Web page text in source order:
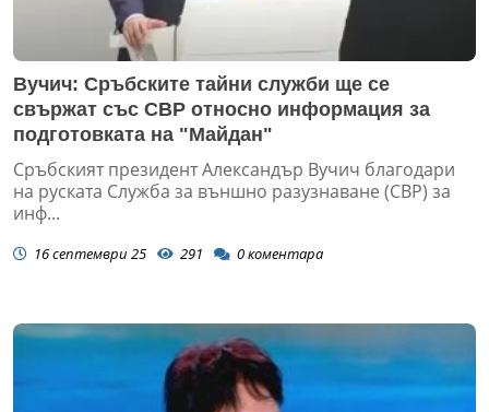
Вучич: Сръбските тайни служби ще се
свържат със СВР относно информация за
подготовката на "Майдан"
Сръбският президент Александър Вучич благодари
на руската Служба за външно разузнаване (СВР) за
инф...
16 септември 25 291 0коментара